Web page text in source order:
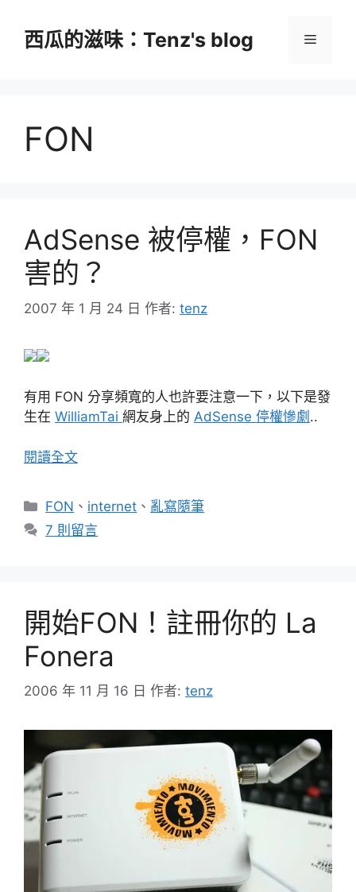
西瓜的滋味：Tenz's blog 選
FON
AdSense 被停權，FON
害的？
2007 年 1 月 24 日 作者: tenz
有用 FON 分享頻寬的人也許要注意一下，以下是發
生在 WilliamTai 網友身上的 AdSense 停權慘劇 ..
閱讀全文
分
類
FON 、 internet 、 亂寫隨筆
7 則留言
開始FON！註冊你的 La
Fonera
2006 年 11 月 16 日 作者: tenz